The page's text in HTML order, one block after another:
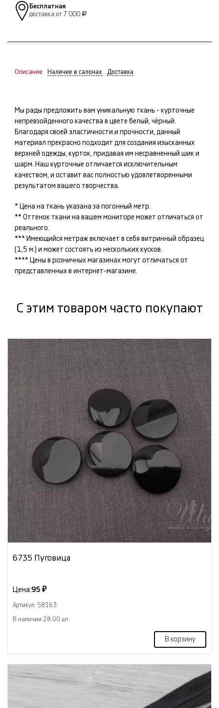
Бесплатная
доставка от 7 000 Р
Описание Наличие в салонах Доставка
Мы рады предложить вам уникальную ткань - курточные
непревзойденного качества в цвете белый, чёрный.
Благодаря своей эластичности и прочности, данный
материал прекрасно подходит для создания изысканных
верхней одежды, курток, придавая им несравненный шик и
шарм. Наш курточные отличается исключительным
качеством, и оставит вас полностью удовлетворенными
результатом вашего творчества.
* Цена на ткань указана за погонный метр.
** Оттенок ткани на вашем мониторе может отличаться от
реального.
*** Имеющийся метраж включает в себя витринный образец
(1,5 м.) и может состоять из нескольких кусков.
**** Цены в розничных магазинах могут отличаться от
представленных в интернет-магазине.
С этим товаром часто покупают
6735 Пуговица
Цена:95 ₽
Артикул: 58163
В наличии 28.00 шт
В корзину